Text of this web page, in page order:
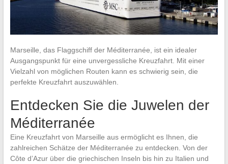
Marseille, das Flaggschiff der Méditerranée, ist ein idealer
Ausgangspunkt für eine unvergessliche Kreuzfahrt. Mit einer
Vielzahl von möglichen Routen kann es schwierig sein, die
perfekte Kreuzfahrt auszuwählen.
Entdecken Sie die Juwelen der
Méditerranée
Eine Kreuzfahrt von Marseille aus ermöglicht es Ihnen, die
zahlreichen Schätze der Méditerranée zu entdecken. Von der
Côte d’Azur über die griechischen Inseln bis hin zu Italien und